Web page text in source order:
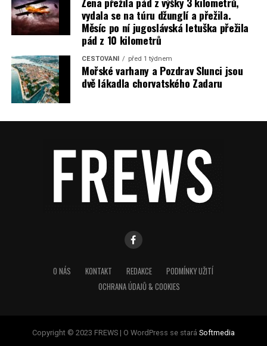
vydala se na túru džunglí a přežila.
Měsíc po ní jugoslávská letuška přežila
pád z 10 kilometrů
CESTOVÁNÍ před 1 týdnem
Mořské varhany a Pozdrav Slunci jsou
dvě lákadla chorvatského Zadaru
O NÁS KONTAKT REDAKCE
PODMÍNKY UŽITÍ
OCHRANA ÚDAJŮ & COOKIES
Copyright © 2023 FREWS | O WordPress se stará Softmedia